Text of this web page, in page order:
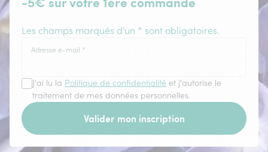
Les champs marqués d'un * sont obligatoires.
Adresse e-mail *
J'ai lu la Politique de confidentialité et j'autorise le
traitement de mes données personnelles.
Valider mon inscription